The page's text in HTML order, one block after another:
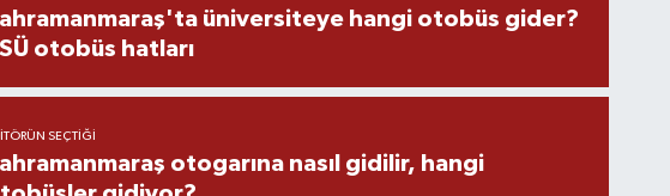
üniversiteye hangi otobüs gider?
otobüs hatları
SEÇTIĞI
otogarına nasıl gidilir, hangi